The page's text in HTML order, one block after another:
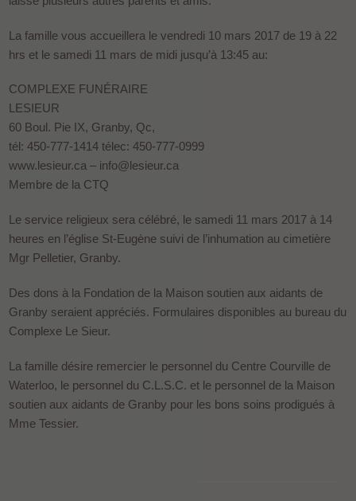
La famille vous accueillera le vendredi 10 mars 2017 de 19 à 22
hrs et le samedi 11 mars de midi jusqu’à 13:45 au:
COMPLEXE FUNÉRAIRE
LESIEUR
60 Boul. Pie IX, Granby, Qc,
tél: 450-777-1414 télec: 450-777-0999
www.lesieur.ca – info@lesieur.ca
Membre de la CTQ
Le service religieux sera célébré, le samedi 11 mars 2017 à 14
heures en l’église St-Eugène suivi de l’inhumation au cimetière
Mgr Pelletier, Granby.
Des dons à la Fondation de la Maison soutien aux aidants de
Granby seraient appréciés. Formulaires disponibles au bureau du
Complexe Le Sieur.
La famille désire remercier le personnel du Centre Courville de
Waterloo, le personnel du C.L.S.C. et le personnel de la Maison
soutien aux aidants de Granby pour les bons soins prodigués à
Mme Tessier.